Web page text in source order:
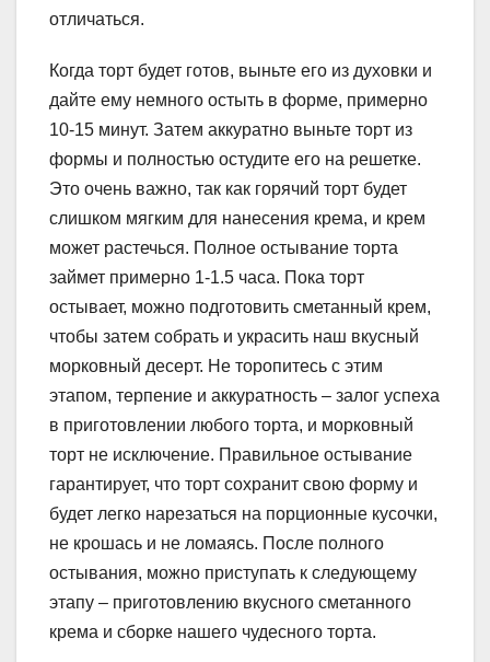
отличаться.
Когда торт будет готов, выньте его из духовки и
дайте ему немного остыть в форме, примерно
10-15 минут. Затем аккуратно выньте торт из
формы и полностью остудите его на решетке.
Это очень важно, так как горячий торт будет
слишком мягким для нанесения крема, и крем
может растечься. Полное остывание торта
займет примерно 1-1.5 часа. Пока торт
остывает, можно подготовить сметанный крем,
чтобы затем собрать и украсить наш вкусный
морковный десерт. Не торопитесь с этим
этапом, терпение и аккуратность – залог успеха
в приготовлении любого торта, и морковный
торт не исключение. Правильное остывание
гарантирует, что торт сохранит свою форму и
будет легко нарезаться на порционные кусочки,
не крошась и не ломаясь. После полного
остывания, можно приступать к следующему
этапу – приготовлению вкусного сметанного
крема и сборке нашего чудесного торта.